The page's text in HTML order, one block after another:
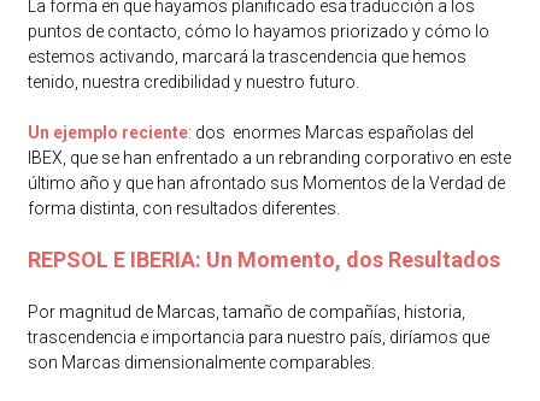
La forma en que hayamos planificado esa traducción a los
puntos de contacto, cómo lo hayamos priorizado y cómo lo
estemos activando, marcará la trascendencia que hemos
tenido, nuestra credibilidad y nuestro futuro.
Un ejemplo reciente: dos enormes Marcas españolas del
IBEX, que se han enfrentado a un rebranding corporativo en este
último año y que han afrontado sus Momentos de la Verdad de
forma distinta, con resultados diferentes.
REPSOL E IBERIA: Un Momento, dos Resultados
Por magnitud de Marcas, tamaño de compañías, historia,
trascendencia e importancia para nuestro país, diríamos que
son Marcas dimensionalmente comparables.